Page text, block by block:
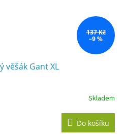
137 Kč
–9 %
věšák Gant XL
Skladem
Do košíku